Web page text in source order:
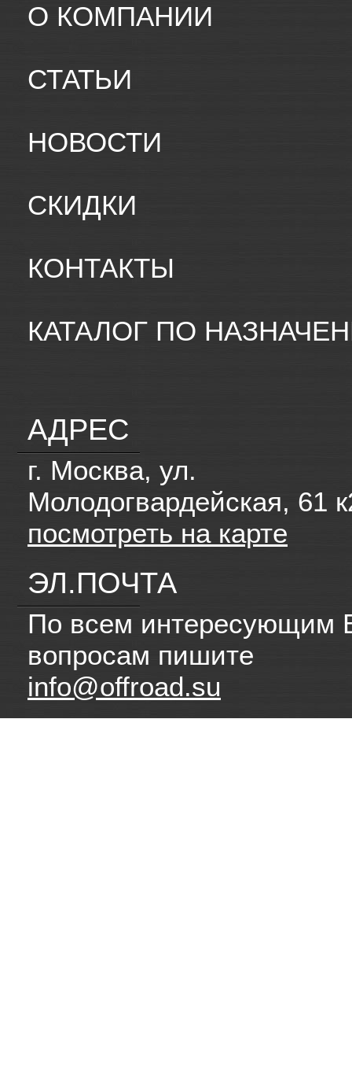
О КОМПАНИИ
СТАТЬИ
НОВОСТИ
СКИДКИ
КОНТАКТЫ
КАТАЛОГ ПО
АДРЕС
г. Москва, ул.
Молодогвардейская, 61
посмотреть на карте
ЭЛ.ПОЧТА
По всем интересующим
вопросам пишите
info@offroad.su